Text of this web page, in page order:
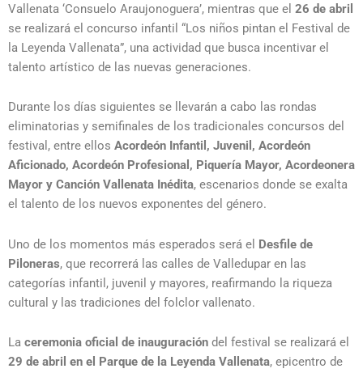
Vallenata ‘Consuelo Araujonoguera’, mientras que el 26 de abril
se realizará el concurso infantil “Los niños pintan el Festival de
la Leyenda Vallenata”, una actividad que busca incentivar el
talento artístico de las nuevas generaciones.
Durante los días siguientes se llevarán a cabo las rondas
eliminatorias y semifinales de los tradicionales concursos del
festival, entre ellos Acordeón Infantil, Juvenil, Acordeón
Aficionado, Acordeón Profesional, Piquería Mayor, Acordeonera
Mayor y Canción Vallenata Inédita, escenarios donde se exalta
el talento de los nuevos exponentes del género.
Uno de los momentos más esperados será el Desfile de
Piloneras, que recorrerá las calles de Valledupar en las
categorías infantil, juvenil y mayores, reafirmando la riqueza
cultural y las tradiciones del folclor vallenato.
La ceremonia oficial de inauguración del festival se realizará el
29 de abril en el Parque de la Leyenda Vallenata, epicentro de